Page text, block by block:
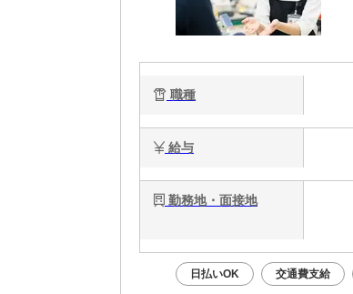
職種
給与
勤務地・面接地
日払いOK 交通費支給